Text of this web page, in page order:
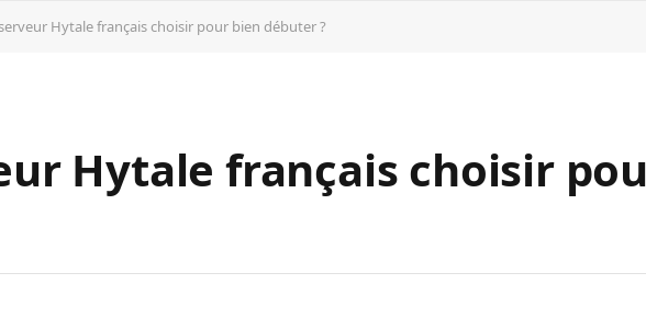
Hytale français choisir pour bien débuter ?
Hytale français choisir